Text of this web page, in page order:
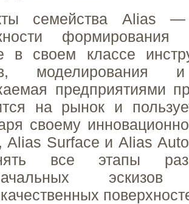
семейства Alias
формирования
в своем классе
моделирования и
предприятиями
на рынок и
своему
Alias Surface и Alias
все этапы